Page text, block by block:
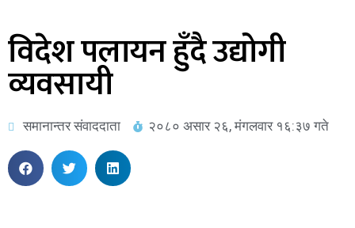
विदेश पलायन हुँदै उद्योगी
व्यवसायी
समानान्तर संवाददाता २०८० असार २६, मंगलवार १६:३७ गते